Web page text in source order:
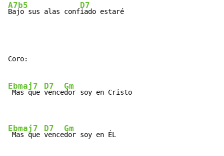
A7b5
Bajo sus alas conf
D7
iado estaré
Coro:
Ebmaj7
Mas que
D7
vence
Gm
dor soy en Cristo
Ebmaj7
Mas que
D7
vence
Gm
dor soy en ÉL